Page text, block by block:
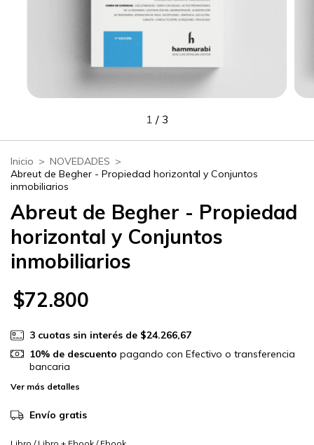
1 / 3
Inicio > NOVEDADES >
Abreut de Begher - Propiedad horizontal y Conjuntos
inmobiliarios
Abreut de Begher - Propiedad
horizontal y Conjuntos
inmobiliarios
$72.800
3 cuotas sin interés de $24.266,67
10% de descuento pagando con Efectivo o transferencia
bancaria
Ver más detalles
Envío gratis